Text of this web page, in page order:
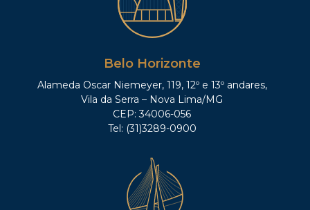
Belo Horizonte
Alameda Oscar Niemeyer, 119, 12º e 13º andares,
Vila da Serra – Nova Lima/MG
CEP: 34006-056
Tel: (31)3289-0900